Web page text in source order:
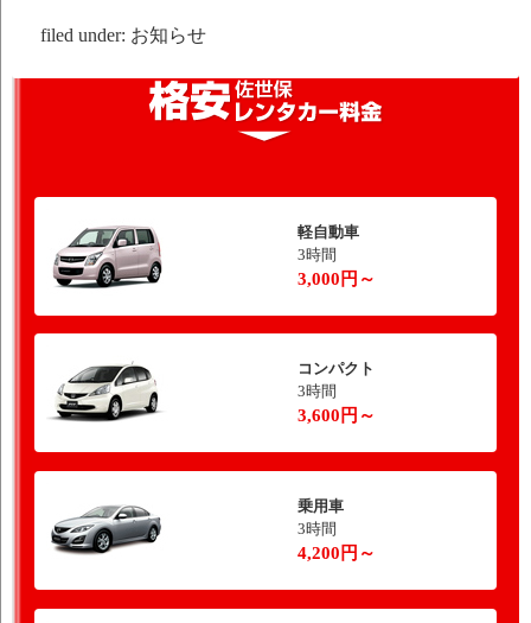
filed under: お知らせ
軽自動車
3時間
3,000円～
コンパクト
3時間
3,600円～
乗用車
3時間
4,200円～